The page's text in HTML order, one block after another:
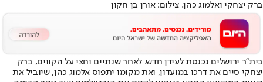
ברק יצחקי ואלמוג כהן. צילום: אורן בן חקון
בית"ר ירושלים נכנסת לעידן חדש. לאחר שנתיים וחצי על הקווים, ברק
יצחקי סיים את דרכו במועדון, ואת מקומו יתפוס אלמוג כהן, שיוביל את